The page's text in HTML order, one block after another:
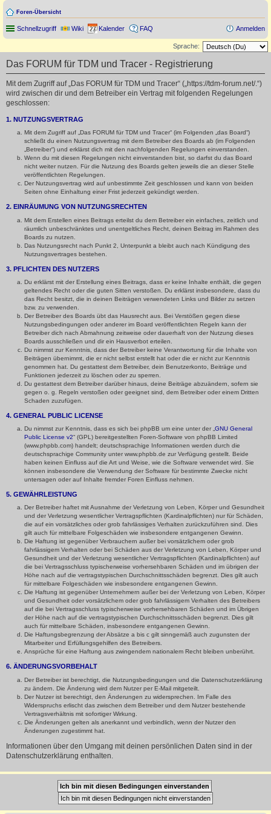
Foren-Übersicht
Schnellzugriff Wiki Kalender FAQ Anmelden
Sprache:
Das FORUM für TDM und Tracer - Registrierung
Mit dem Zugriff auf „Das FORUM für TDM und Tracer“ („https://tdm-forum.net/.“)
wird zwischen dir und dem Betreiber ein Vertrag mit folgenden Regelungen
geschlossen:
1. NUTZUNGSVERTRAG
Mit dem Zugriff auf „Das FORUM für TDM und Tracer“ (im Folgenden „das Board“)
schließt du einen Nutzungsvertrag mit dem Betreiber des Boards ab (im Folgenden
„Betreiber“) und erklärst dich mit den nachfolgenden Regelungen einverstanden.
Wenn du mit diesen Regelungen nicht einverstanden bist, so darfst du das Board
nicht weiter nutzen. Für die Nutzung des Boards gelten jeweils die an dieser Stelle
veröffentlichten Regelungen.
Der Nutzungsvertrag wird auf unbestimmte Zeit geschlossen und kann von beiden
Seiten ohne Einhaltung einer Frist jederzeit gekündigt werden.
2. EINRÄUMUNG VON NUTZUNGSRECHTEN
Mit dem Erstellen eines Beitrags erteilst du dem Betreiber ein einfaches, zeitlich und
räumlich unbeschränktes und unentgeltliches Recht, deinen Beitrag im Rahmen des
Boards zu nutzen.
Das Nutzungsrecht nach Punkt 2, Unterpunkt a bleibt auch nach Kündigung des
Nutzungsvertrages bestehen.
3. PFLICHTEN DES NUTZERS
Du erklärst mit der Erstellung eines Beitrags, dass er keine Inhalte enthält, die gegen
geltendes Recht oder die guten Sitten verstoßen. Du erklärst insbesondere, dass du
das Recht besitzt, die in deinen Beiträgen verwendeten Links und Bilder zu setzen
bzw. zu verwenden.
Der Betreiber des Boards übt das Hausrecht aus. Bei Verstößen gegen diese
Nutzungsbedingungen oder anderer im Board veröffentlichten Regeln kann der
Betreiber dich nach Abmahnung zeitweise oder dauerhaft von der Nutzung dieses
Boards ausschließen und dir ein Hausverbot erteilen.
Du nimmst zur Kenntnis, dass der Betreiber keine Verantwortung für die Inhalte von
Beiträgen übernimmt, die er nicht selbst erstellt hat oder die er nicht zur Kenntnis
genommen hat. Du gestattest dem Betreiber, dein Benutzerkonto, Beiträge und
Funktionen jederzeit zu löschen oder zu sperren.
Du gestattest dem Betreiber darüber hinaus, deine Beiträge abzuändern, sofern sie
gegen o. g. Regeln verstoßen oder geeignet sind, dem Betreiber oder einem Dritten
Schaden zuzufügen.
4. GENERAL PUBLIC LICENSE
Du nimmst zur Kenntnis, dass es sich bei phpBB um eine unter der „ GNU General
Public License v2“ (GPL) bereitgestellten Foren-Software von phpBB Limited
(www.phpbb.com) handelt; deutschsprachige Informationen werden durch die
deutschsprachige Community unter www.phpbb.de zur Verfügung gestellt. Beide
haben keinen Einfluss auf die Art und Weise, wie die Software verwendet wird. Sie
können insbesondere die Verwendung der Software für bestimmte Zwecke nicht
untersagen oder auf Inhalte fremder Foren Einfluss nehmen.
5. GEWÄHRLEISTUNG
Der Betreiber haftet mit Ausnahme der Verletzung von Leben, Körper und Gesundheit
und der Verletzung wesentlicher Vertragspflichten (Kardinalpflichten) nur für Schäden,
die auf ein vorsätzliches oder grob fahrlässiges Verhalten zurückzuführen sind. Dies
gilt auch für mittelbare Folgeschäden wie insbesondere entgangenen Gewinn.
Die Haftung ist gegenüber Verbrauchern außer bei vorsätzlichem oder grob
fahrlässigem Verhalten oder bei Schäden aus der Verletzung von Leben, Körper und
Gesundheit und der Verletzung wesentlicher Vertragspflichten (Kardinalpflichten) auf
die bei Vertragsschluss typischerweise vorhersehbaren Schäden und im übrigen der
Höhe nach auf die vertragstypischen Durchschnittsschäden begrenzt. Dies gilt auch
für mittelbare Folgeschäden wie insbesondere entgangenen Gewinn.
Die Haftung ist gegenüber Unternehmern außer bei der Verletzung von Leben, Körper
und Gesundheit oder vorsätzlichem oder grob fahrlässigem Verhalten des Betreibers
auf die bei Vertragsschluss typischerweise vorhersehbaren Schäden und im Übrigen
der Höhe nach auf die vertragstypischen Durchschnittsschäden begrenzt. Dies gilt
auch für mittelbare Schäden, insbesondere entgangenen Gewinn.
Die Haftungsbegrenzung der Absätze a bis c gilt sinngemäß auch zugunsten der
Mitarbeiter und Erfüllungsgehilfen des Betreibers.
Ansprüche für eine Haftung aus zwingendem nationalem Recht bleiben unberührt.
6. ÄNDERUNGSVORBEHALT
Der Betreiber ist berechtigt, die Nutzungsbedingungen und die Datenschutzerklärung
zu ändern. Die Änderung wird dem Nutzer per E-Mail mitgeteilt.
Der Nutzer ist berechtigt, den Änderungen zu widersprechen. Im Falle des
Widerspruchs erlischt das zwischen dem Betreiber und dem Nutzer bestehende
Vertragsverhältnis mit sofortiger Wirkung.
Die Änderungen gelten als anerkannt und verbindlich, wenn der Nutzer den
Änderungen zugestimmt hat.
Informationen über den Umgang mit deinen persönlichen Daten sind in der
Datenschutzerklärung enthalten.